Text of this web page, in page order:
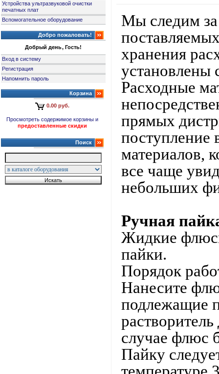
Устройства ультразвуковой очистки
печатных плат
Вспомогательное оборудование
Добро пожаловать!
Добрый день, Гость!
Вход в систему
Регистрация
Напомнить пароль
Корзина
0.00 руб.
Просмотреть содержимое корзины и
предоставленные скидки
Поиск
Мы следим за
хранения
установлены
Расходные
прямых
поступление
материалов,
все чаще
небольших
Ручная
Жидкие
пайки.
Порядок
Нанесите
подлежащие
случае флюс
Пайку